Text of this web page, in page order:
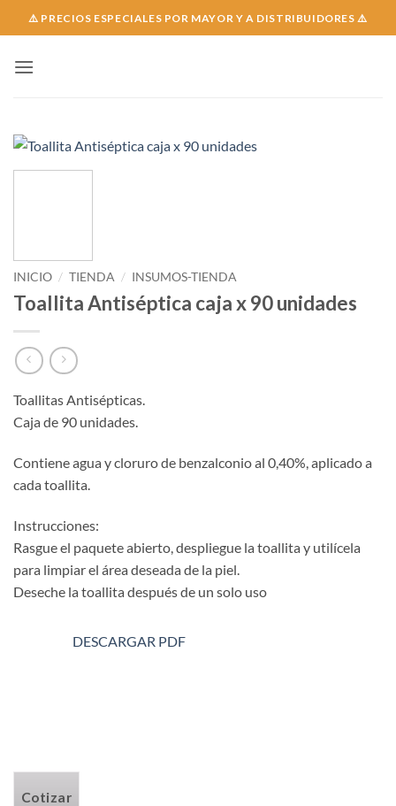
to
⚠️ PRECIOS ESPECIALES POR MAYOR Y A DISTRIBUIDORES ⚠️
INICIO / TIENDA / INSUMOS-TIENDA
Toallita Antiséptica caja x 90 unidades
Toallitas Antisépticas.
Caja de 90 unidades.
Contiene agua y cloruro de benzalconio al 0,40%, aplicado a
cada toallita.
Instrucciones:
Rasgue el paquete abierto, despliegue la toallita y utilícela
para limpiar el área deseada de la piel.
Deseche la toallita después de un solo uso
DESCARGAR PDF
Cotizar